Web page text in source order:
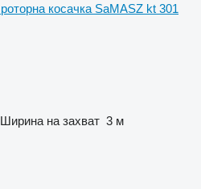
роторна косачка SaMASZ kt 301
Ширина на захват 3 м